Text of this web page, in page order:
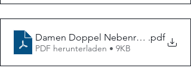
Damen Doppel Nebenrunde.pdf
PDF herunterladen • 9KB